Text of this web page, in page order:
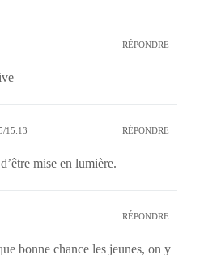
RÉPONDRE
15:13 RÉPONDRE
mise en lumière.
RÉPONDRE
bonne chance les jeunes, on y